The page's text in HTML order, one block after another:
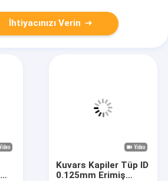
İhtiyacınızı Verin
Kuvars Kapiler Tüp ID
0.125mm Erimiş